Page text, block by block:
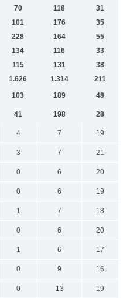
70 118
31
101 176
35
228 164
55
134 116
33
115 131
38
1.626 1.314
211
103 189
48
41 198
28
4 7
19
3 7
21
0 6
20
0 6
19
1 7
18
0 6
20
1 6
17
0 9
16
0 13
19